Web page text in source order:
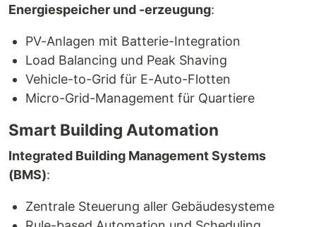
Energiespeicher und -erzeugung:
PV-Anlagen mit Batterie-Integration
Load Balancing und Peak Shaving
Vehicle-to-Grid für E-Auto-Flotten
Micro-Grid-Management für Quartiere
Smart Building Automation
Integrated Building Management Systems
(BMS):
Zentrale Steuerung aller Gebäudesysteme